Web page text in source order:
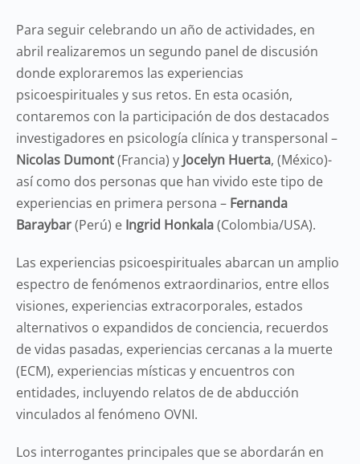
Para seguir celebrando un año de actividades, en
abril realizaremos un segundo panel de discusión
donde exploraremos las experiencias
psicoespirituales y sus retos. En esta ocasión,
contaremos con la participación de dos destacados
investigadores en psicología clínica y transpersonal –
Nicolas Dumont(Francia) y Jocelyn Huerta, (México)-
así como dos personas que han vivido este tipo de
experiencias en primera persona – Fernanda
Baraybar(Perú) e Ingrid Honkala(Colombia/USA).
Las experiencias psicoespirituales abarcan un amplio
espectro de fenómenos extraordinarios, entre ellos
visiones, experiencias extracorporales, estados
alternativos o expandidos de conciencia, recuerdos
de vidas pasadas, experiencias cercanas a la muerte
(ECM), experiencias místicas y encuentros con
entidades, incluyendo relatos de de abducción
vinculados al fenómeno OVNI.
Los interrogantes principales que se abordarán en